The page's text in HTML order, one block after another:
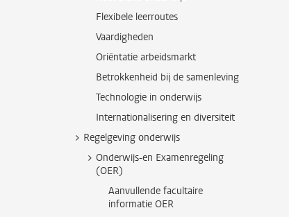
Flexibele leerroutes
Vaardigheden
Oriëntatie arbeidsmarkt
Betrokkenheid bij de samenleving
Technologie in onderwijs
Internationalisering en diversiteit
Regelgeving onderwijs
Onderwijs-en Examenregeling
(OER)
Aanvullende facultaire
informatie OER